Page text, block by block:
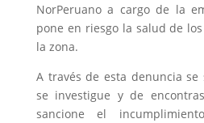
NorPeruano a cargo de la
pone en riesgo la salud de
la zona.
A través de esta denuncia se
se investigue y de
sancione el